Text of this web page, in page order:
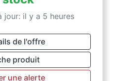
jour: il y a 5 heures
de l'offre
produit
une alerte